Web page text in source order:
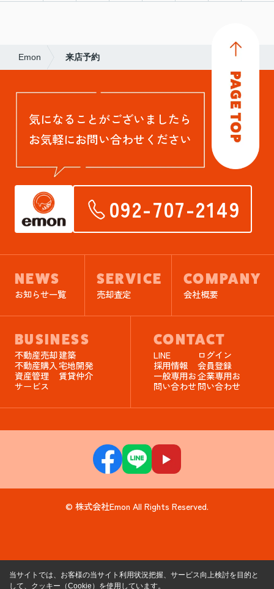
Emon 来店予約
気になることがございましたら
お気軽にお問い合わせください
092-707-2149
NEWS
お知らせ一覧
SERVICE
売却査定
COMPANY
会社概要
BUSINESS
不動産売却建築
不動産購入宅地開発
資産管理
サービス
賃貸仲介
CONTACT
LINE
ログイン
採用情報
会員登録
一般専用お
問い合わせ
企業専用お
問い合わせ
© 株式会社Emon All Rights Reserved.
当サイトでは、お客様の当サイト利用状況把握、サービス向上検討を目的と
して、クッキー（Cookie）を使用しています。